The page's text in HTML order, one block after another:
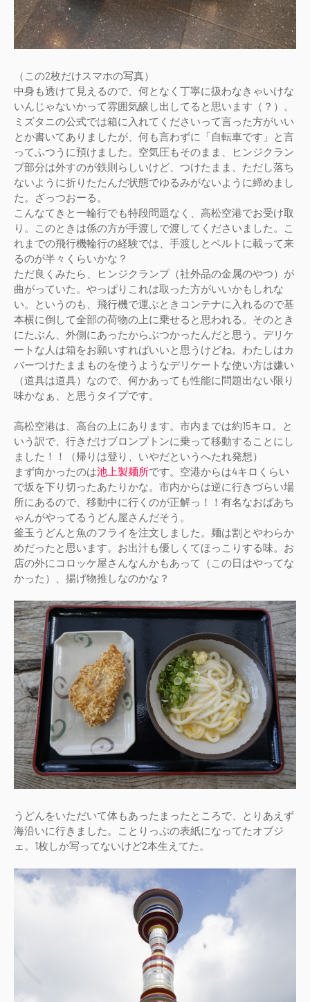
（この2枚だけスマホの写真）
中身も透けて見えるので、何となく丁寧に扱わなきゃいけな
いんじゃないかって雰囲気醸し出してると思います（？）。
ミズタニの公式では箱に入れてくださいって言った方がいい
とか書いてありましたが、何も言わずに「自転車です」と言
ってふつうに預けました。空気圧もそのまま、ヒンジクラン
プ部分は外すのが鉄則らしいけど、つけたまま、ただし落ち
ないように折りたたんだ状態でゆるみがないように締めまし
た。ざっつおーる。
こんなてきとー輪行でも特段問題なく、高松空港でお受け取
り。このときは係の方が手渡しで渡してくださいました。こ
れまでの飛行機輪行の経験では、手渡しとベルトに載って来
るのが半々くらいかな？
ただ良くみたら、ヒンジクランプ（社外品の金属のやつ）が
曲がっていた。やっぱりこれは取った方がいいかもしれな
い。というのも、飛行機で運ぶときコンテナに入れるので基
本横に倒して全部の荷物の上に乗せると思われる。そのとき
にたぶん、外側にあったからぶつかったんだと思う。デリケ
ートな人は箱をお願いすればいいと思うけどね。わたしはカ
バーつけたままものを使うようなデリケートな使い方は嫌い
（道具は道具）なので、何かあっても性能に問題出ない限り
味かなぁ、と思うタイプです。
高松空港は、高台の上にあります。市内までは約15キロ。と
いう訳で、行きだけブロンプトンに乗って移動することにし
ました！！（帰りは登り、いやだというへたれ発想）
まず向かったのは池上製麺所です。空港からは4キロくらい
で坂を下り切ったあたりかな。市内からは逆に行きづらい場
所にあるので、移動中に行くのが正解っ！！有名なおばあち
ゃんがやってるうどん屋さんだそう。
釜玉うどんと魚のフライを注文しました。麺は割とやわらか
めだったと思います。お出汁も優しくてほっこりする味。お
店の外にコロッケ屋さんなんかもあって（この日はやってな
かった）、揚げ物推しなのかな？
うどんをいただいて体もあったまったところで、とりあえず
海沿いに行きました。ことりっぷの表紙になってたオブジ
ェ。1枚しか写ってないけど2本生えてた。